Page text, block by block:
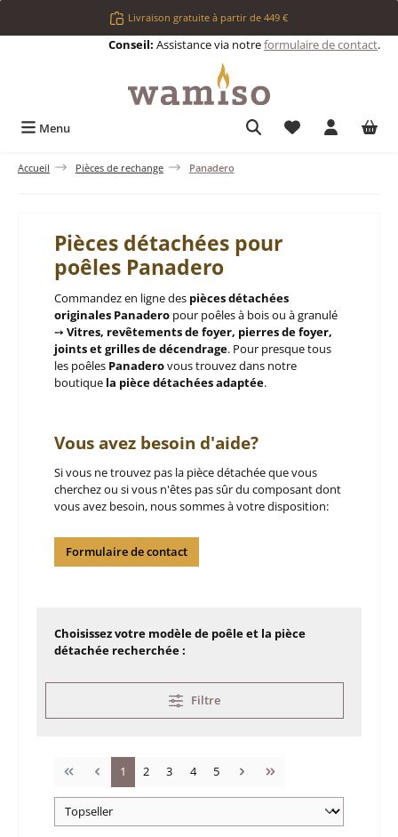
Passer au contenu principalLivraison gratuite à partir de 449 €
Conseil: Assistance via notreformulaire de contact.
Menu Vous avez 0
Accueil Pièces de rechange Panadero
Pièces détachées pour
poêles Panadero
Commandez en ligne des pièces détachées
originales Panadero pour poêles à bois ou à granulé
➙ Vitres, revêtements de foyer, pierres de foyer,
joints et grilles de décendrage. Pour presque tous
les poêles Panaderovous trouvez dans notre
boutique la pièce détachées adaptée.
Vous avez besoin d'aide?
Si vous ne trouvez pas la pièce détachée que vous
cherchez ou si vous n'êtes pas sûr du composant dont
vous avez besoin, nous sommes à votre disposition:
Formulaire de contact
Choisissez votre modèle de poêle et la pièce
détachée recherchée :
Filtre
Page
1 Page
2 Page
3 Page
4 Page
5